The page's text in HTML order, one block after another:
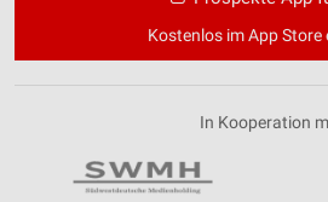
Kostenlos im App Store
In Kooperation
Verwendung genauer Standortdaten
Geräte anhand von aktiv
Informationen identifizieren